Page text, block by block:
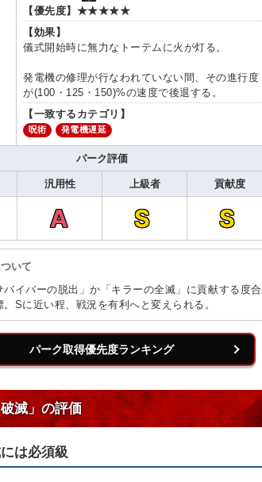
【優先度】 ★★★★★
【効果】
儀式開始時に無力なトーテムに火が灯る。
発電機の修理が行なわれていない間、その進行度
が(100・125・150)%の速度で後退する。
【一致するカテゴリ】
呪術 発電機遅延
パーク評価
汎用性 上級者 貢献度
A S S
いて
バイバーの脱出」か「キラーの全滅」に貢献する度合
。Sに近い程、戦況を有利へと変えられる。
パーク取得優先度ランキング
破滅」の評価
は必須級